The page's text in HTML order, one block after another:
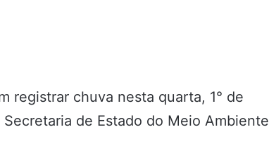
registrar chuva nesta quarta, 1° de
de Estado do Meio Ambiente